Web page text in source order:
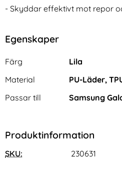
- Skyddar effektivt mot repor
Egenskaper
Egenskaper/attribut för denna
Attribut
Färg
Lila
Material
PU-Läder,
Passar till
Samsung
Produktinformation
SKU: 230631